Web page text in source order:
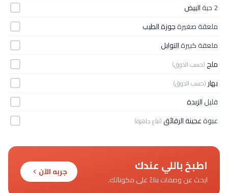
2 حبة
البيض
ملعقة صغيرةجوزة الطيب
ملعقة كبيرةالتوابل
ملح(حسب الذوق)
بهار (حسب الذوق)
قليلالزبدة
عبوةعجينة الرقائق(تباع جاهزة)
اطبخ باللي عندك
ابحث عن وصفات بناءً على مكوناتك.
جربه الآن